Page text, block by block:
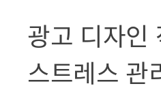
광고 디자인
스트레스 관